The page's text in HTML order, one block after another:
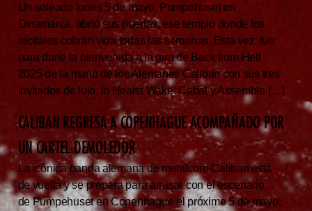
Un soleado lunes 5 de mayo, Pumpehuset en
Dinamarca, abrió sus puertas, ese templo donde los
recitales cobran vida todas las semanas. Esta vez fue
para darle la bienvenida a la gira de Back from Hell
2025 de la mano de los Alemanes Caliban con sus tres
invitados de lujo, In Hearts Wake, Cabal y Assemble […]
CALIBAN REGRESA A COPENHAGUE ACOMPAÑADO POR
UN CARTEL DEMOLEDOR
La icónica banda alemana de metalcore Caliban está
de vuelta y se prepara para arrasar con el escenario
de Pumpehuset en Copenhague el próximo 5 de mayo.